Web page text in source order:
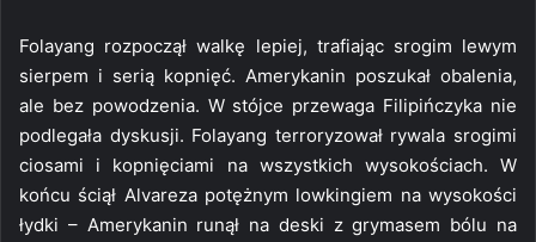
Folayang rozpoczął walkę lepiej, trafiając srogim lewym
sierpem i serią kopnięć. Amerykanin poszukał obalenia,
ale bez powodzenia. W stójce przewaga Filipińczyka nie
podlegała dyskusji. Folayang terroryzował rywala srogimi
ciosami i kopnięciami na wszystkich wysokościach. W
końcu ściął Alvareza potężnym lowkingiem na wysokości
łydki – Amerykanin runął na deski z grymasem bólu na